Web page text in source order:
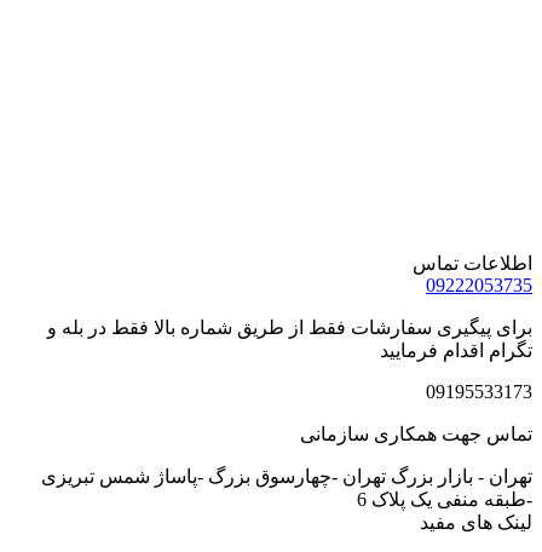
اطلاعات تماس
09222053735
برای پیگیری سفارشات فقط از طریق شماره بالا فقط در بله و
تگرام اقدام فرمایید
09195533173
تماس جهت همکاری سازمانی
تهران - بازار بزرگ تهران -چهارسوق بزرگ -پاساژ شمس تبریزی
-طبقه منفی یک پلاک 6
لینک های مفید